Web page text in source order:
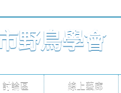
野鳥學會
討論區 線上藝廊